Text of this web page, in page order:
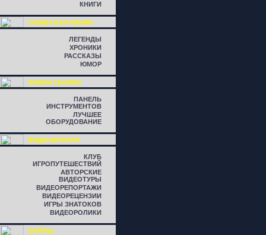
КНИГИ
СЮЖЕТНАЯ ЛИНИЯ
ЛЕГЕНДЫ
ХРОНИКИ
РАССКАЗЫ
ЮМОР
ЛИНИЯ СБОРКИ
ПАНЕЛЬ
ИНСТРУМЕНТОВ
ЛУЧШЕЕ
ОБОРУДОВАНИЕ
ВИДЕОЖУРНАЛ
КЛУБ
ИГРОПУТЕШЕСТВИЙ
АВТОРСКИЕ
ВИДЕОТУРЫ
ВИДЕОРЕПОРТАЖИ
ВИДЕОРЕЦЕНЗИИ
ИГРЫ ЗНАТОКОВ
ВИДЕОРОЛИКИ
ФАЙЛЫ